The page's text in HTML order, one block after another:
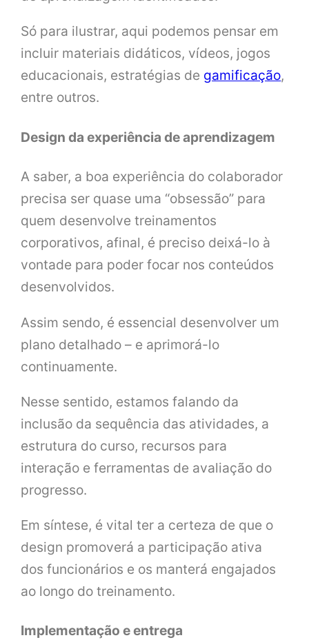
Só para ilustrar, aqui podemos pensar em
incluir materiais didáticos, vídeos, jogos
educacionais, estratégias de gamificação,
entre outros.
Design da experiência de aprendizagem
A saber, a boa experiência do colaborador
precisa ser quase uma “obsessão” para
quem desenvolve treinamentos
corporativos, afinal, é preciso deixá-lo à
vontade para poder focar nos conteúdos
desenvolvidos.
Assim sendo, é essencial desenvolver um
plano detalhado – e aprimorá-lo
continuamente.
Nesse sentido, estamos falando da
inclusão da sequência das atividades, a
estrutura do curso, recursos para
interação e ferramentas de avaliação do
progresso.
Em síntese, é vital ter a certeza de que o
design promoverá a participação ativa
dos funcionários e os manterá engajados
ao longo do treinamento.
Implementação e entrega